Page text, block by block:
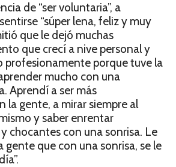
de “ser voluntaria”, a
“súper lena, feliz y muy
que le dejó muchas
que crecí a nive personal y
profesionamente porque tuve la
mucho con una
Aprendí a ser más
la gente, a mirar siempre al
y saber enrentar
chocantes con una sonrisa. Le
gente que con una sonrisa, se le